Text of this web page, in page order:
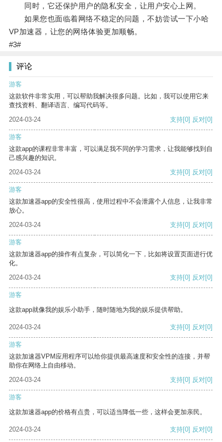
同时，它还保护用户的隐私安全，让用户安心上网。
如果您也面临着网络不稳定的问题，不妨尝试一下小哈
VP加速器，让您的网络体验更加顺畅。
#3#
评论
游客
这款软件非常实用，可以帮助我解决很多问题。比如，我可以使用它来
查找资料、翻译语言、编写代码等。
2024-03-24
支持[0] 反对[0]
游客
这款app的课程非常丰富，可以满足我不同的学习需求，让我能够找到自
己感兴趣的知识。
2024-03-24
支持[0] 反对[0]
游客
这款加速器app的安全性很高，使用过程中不会泄露个人信息，让我非常
放心。
2024-03-24
支持[0] 反对[0]
游客
这款加速器app的操作有点复杂，可以简化一下，比如将设置页面进行优
化。
2024-03-24
支持[0] 反对[0]
游客
这款app就像我的娱乐小助手，随时随地为我的娱乐提供帮助。
2024-03-24 支持[0] 反对[0]
游客
这款加速器VPM应用程序可以给你提供最高速度和安全性的连接，并帮
助你在网络上自由移动。
2024-03-24
支持[0] 反对[0]
游客
这款加速器app的价格有点贵，可以适当降低一些，这样会更加亲民。
2024-03-24 支持[0] 反对[0]